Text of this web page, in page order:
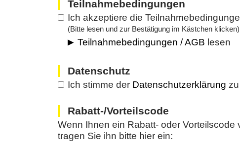
Teilnahmebedingungen
Ich akzeptiere die
(Bitte lesen und zur Bestätigung im Kästchen klicken)
Teilnahmebedingungen / AGB lesen
Datenschutz
Ich stimme der Datenschutzerklärung zu
Rabatt-/Vorteilscode
Wenn Ihnen ein Rabatt- oder Vorteilscode
tragen Sie ihn bitte hier ein: